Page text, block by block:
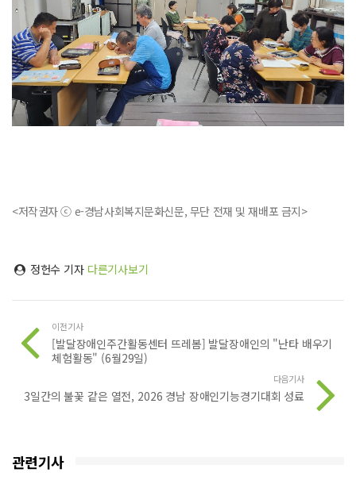
<저작권자 ⓒ e-경남사회복지문화신문, 무단 전재 및 재배포 금지>
정헌수 기자 다른기사보기
이전기사
[발달장애인주간활동센터 뜨레봄] 발달장애인의 "난타 배우기
체험활동" (6월29일)
다음기사
3일간의 불꽃 같은 열전, 2026 경남 장애인기능경기대회 성료
관련기사